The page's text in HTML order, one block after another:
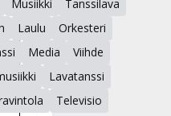
Musiikki
Tanssilava
Laulu
Orkesteri
Media
Viihde
Lavatanssi
Televisio